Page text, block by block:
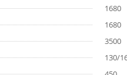
1680
1680
3500
130/